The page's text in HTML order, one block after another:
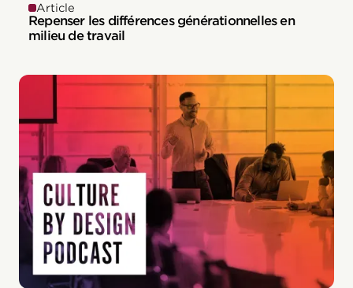
Article
Repenser les différences générationnelles en
milieu de travail